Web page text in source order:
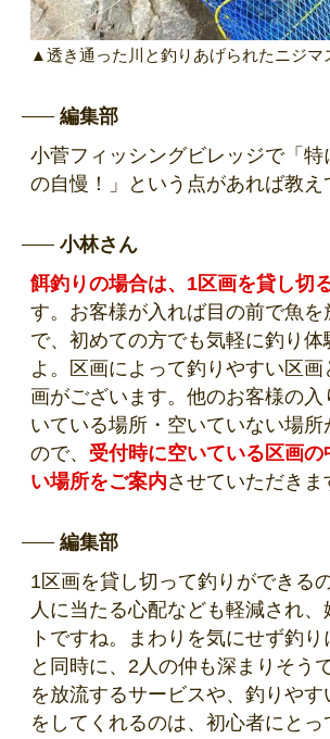
▲透き通った川と釣りあげられたニジマ
編集部
小菅フィッシングビレッジで「特
の自慢！」という点があれば教え
小林さん
餌釣りの場合は、1区画を貸し切
す。お客様が入れば目の前で魚を
で、初めての方でも気軽に釣り体
よ。区画によって釣りやすい区画
画がございます。他のお客様の入
いている場所・空いていない場所
ので、 受付時に空いている区画
い場所をご案内させていただきま
編集部
1区画を貸し切って釣りができる
人に当たる心配なども軽減され、
トですね。まわりを気にせず釣
と同時に、2人の仲も深まりそう
を放流するサービスや、釣りやす
をしてくれるのは、初心者にと